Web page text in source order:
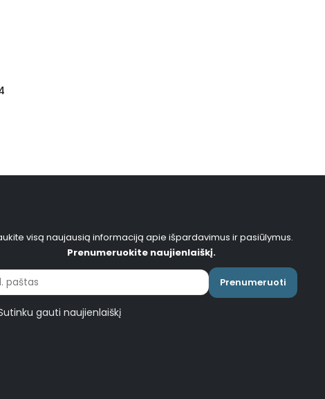
visą naujausią informaciją apie išpardavimus ir pasiūlymus.
Prenumeruokite naujienlaiškį.
Prenumeruoti
gauti naujienlaiškį